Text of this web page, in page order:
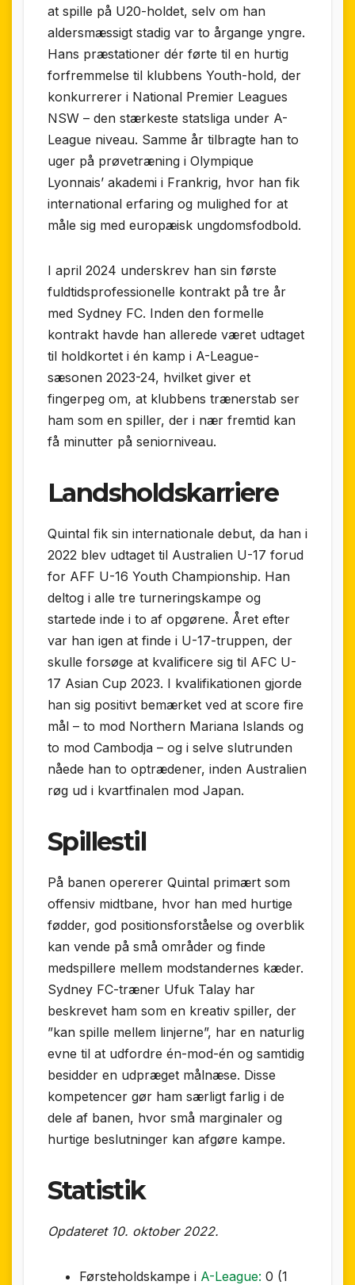
at spille på U20-holdet, selv om han
aldersmæssigt stadig var to årgange yngre.
Hans præstationer dér førte til en hurtig
forfremmelse til klubbens Youth-hold, der
konkurrerer i National Premier Leagues
NSW – den stærkeste statsliga under A-
League niveau. Samme år tilbragte han to
uger på prøvetræning i Olympique
Lyonnais’ akademi i Frankrig, hvor han fik
international erfaring og mulighed for at
måle sig med europæisk ungdomsfodbold.
I april 2024 underskrev han sin første
fuldtidsprofessionelle kontrakt på tre år
med Sydney FC. Inden den formelle
kontrakt havde han allerede været udtaget
til holdkortet i én kamp i A-League-
sæsonen 2023-24, hvilket giver et
fingerpeg om, at klubbens trænerstab ser
ham som en spiller, der i nær fremtid kan
få minutter på seniorniveau.
Landsholdskarriere
Quintal fik sin internationale debut, da han i
2022 blev udtaget til Australien U-17 forud
for AFF U-16 Youth Championship. Han
deltog i alle tre turneringskampe og
startede inde i to af opgørene. Året efter
var han igen at finde i U-17-truppen, der
skulle forsøge at kvalificere sig til AFC U-
17 Asian Cup 2023. I kvalifikationen gjorde
han sig positivt bemærket ved at score fire
mål – to mod Northern Mariana Islands og
to mod Cambodja – og i selve slutrunden
nåede han to optrædener, inden Australien
røg ud i kvartfinalen mod Japan.
Spillestil
På banen opererer Quintal primært som
offensiv midtbane, hvor han med hurtige
fødder, god positionsforståelse og overblik
kan vende på små områder og finde
medspillere mellem modstandernes kæder.
Sydney FC-træner Ufuk Talay har
beskrevet ham som en kreativ spiller, der
”kan spille mellem linjerne”, har en naturlig
evne til at udfordre én-mod-én og samtidig
besidder en udpræget målnæse. Disse
kompetencer gør ham særligt farlig i de
dele af banen, hvor små marginaler og
hurtige beslutninger kan afgøre kampe.
Statistik
Opdateret 10. oktober 2022.
Førsteholdskampe i A-League: 0 (1